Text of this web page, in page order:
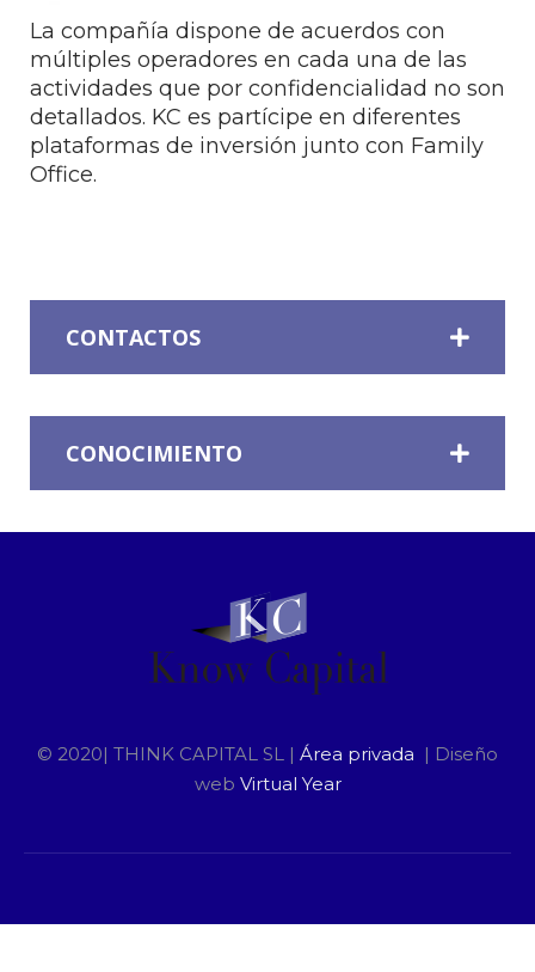
La compañía dispone de acuerdos con
múltiples operadores en cada una de las
actividades que por confidencialidad no son
detallados. KC es partícipe en diferentes
plataformas de inversión junto con Family
Office.
CONTACTOS
CONOCIMIENTO
© 2020| THINK CAPITAL SL | Área privada | Diseño
web Virtual Year